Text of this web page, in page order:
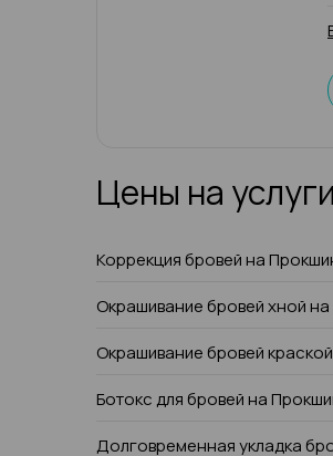
Цены на услуги
Коррекция бровей на
Окрашивание бровей хной
Окрашивание бровей
Ботокс для бровей на
Долговременная укладка